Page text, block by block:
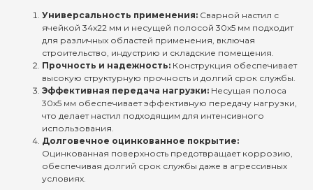
Универсальность применения: Сварной настил с
ячейкой 34х22 мм и несущей полосой 30х5 мм подходит
для различных областей применения, включая
строительство, индустрию и складские помещения.
Прочность и надежность: Конструкция обеспечивает
высокую структурную прочность и долгий срок службы.
Эффективная передача нагрузки: Несущая полоса
30х5 мм обеспечивает эффективную передачу нагрузки,
что делает настил подходящим для интенсивного
использования.
Долговечное оцинкованное покрытие:
Оцинкованная поверхность предотвращает коррозию,
обеспечивая долгий срок службы даже в агрессивных
условиях.